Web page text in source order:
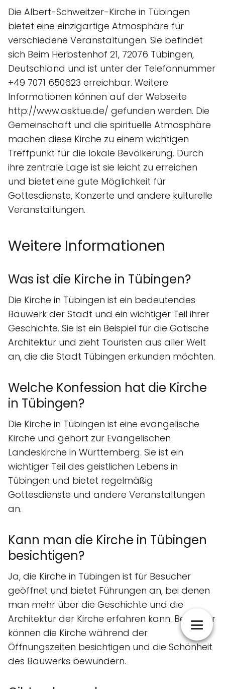
Die Albert-Schweitzer-Kirche in Tübingen
bietet eine einzigartige Atmosphäre für
verschiedene Veranstaltungen. Sie befindet
sich Beim Herbstenhof 21, 72076 Tübingen,
Deutschland und ist unter der Telefonnummer
+49 7071 650623 erreichbar. Weitere
Informationen können auf der Webseite
http://www.asktue.de/ gefunden werden. Die
Gemeinschaft und die spirituelle Atmosphäre
machen diese Kirche zu einem wichtigen
Treffpunkt für die lokale Bevölkerung. Durch
ihre zentrale Lage ist sie leicht zu erreichen
und bietet eine gute Möglichkeit für
Gottesdienste, Konzerte und andere kulturelle
Veranstaltungen.
Weitere Informationen
Was ist die Kirche in Tübingen?
Die Kirche in Tübingen ist ein bedeutendes
Bauwerk der Stadt und ein wichtiger Teil ihrer
Geschichte. Sie ist ein Beispiel für die Gotische
Architektur und zieht Touristen aus aller Welt
an, die die Stadt Tübingen erkunden möchten.
Welche Konfession hat die Kirche
in Tübingen?
Die Kirche in Tübingen ist eine evangelische
Kirche und gehört zur Evangelischen
Landeskirche in Württemberg. Sie ist ein
wichtiger Teil des geistlichen Lebens in
Tübingen und bietet regelmäßig
Gottesdienste und andere Veranstaltungen
an.
Kann man die Kirche in Tübingen
besichtigen?
Ja, die Kirche in Tübingen ist für Besucher
geöffnet und bietet Führungen an, bei denen
man mehr über die Geschichte und die
Architektur der Kirche erfahren kann. Besucher
können die Kirche während der
Öffnungszeiten besichtigen und die Schönheit
des Bauwerks bewundern.